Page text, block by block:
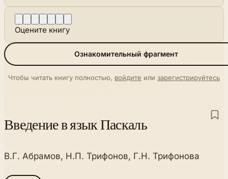
Оцените книгу
Ознакомительный фрагмент
Чтобы читать книгу полностью, войдите или зарегистрируйтесь
Введение в язык Паскаль
В.Г. Абрамов, Н.П. Трифонов, Г.Н. Трифонова